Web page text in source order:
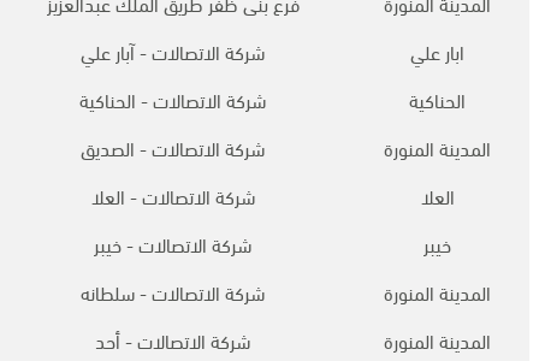
ابار علي
شركة الاتصالات - آبار علي
الحناكية
شركة الاتصالات - الحناكية
المدينة المنورة
شركة الاتصالات - الصديق
العلا
شركة الاتصالات - العلا
خيبر
شركة الاتصالات - خيبر
المدينة المنورة
شركة الاتصالات - سلطانه
المدينة المنورة
شركة الاتصالات - أحد